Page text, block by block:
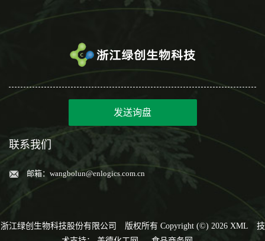
发送询盘
联系我们
邮箱： wangbolun@enlogics.com.cn
浙江绿创生物科技股份有限公司 版权所有 Copyright (©) 2026 XML
技